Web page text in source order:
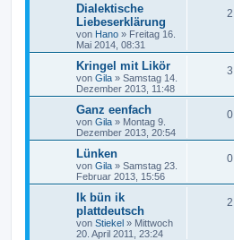
Dialektische
Liebeserklärung
von Hano » Freitag 16.
Mai 2014, 08:31
2
Kringel mit Likör
von Gila » Samstag 14.
Dezember 2013, 11:48
3
Ganz eenfach
von Gila » Montag 9.
Dezember 2013, 20:54
0
Lünken
von Gila » Samstag 23.
Februar 2013, 15:56
0
Ik bün ik
plattdeutsch
von Stiekel » Mittwoch
20. April 2011, 23:24
2